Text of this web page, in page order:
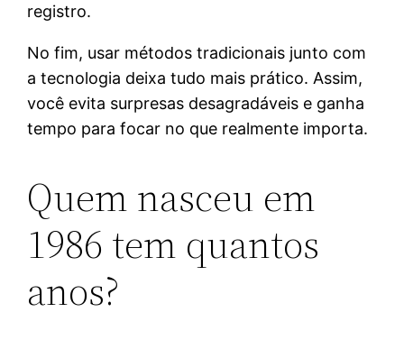
registro.
No fim, usar métodos tradicionais junto com
a tecnologia deixa tudo mais prático. Assim,
você evita surpresas desagradáveis e ganha
tempo para focar no que realmente importa.
Quem nasceu em
1986 tem quantos
anos?